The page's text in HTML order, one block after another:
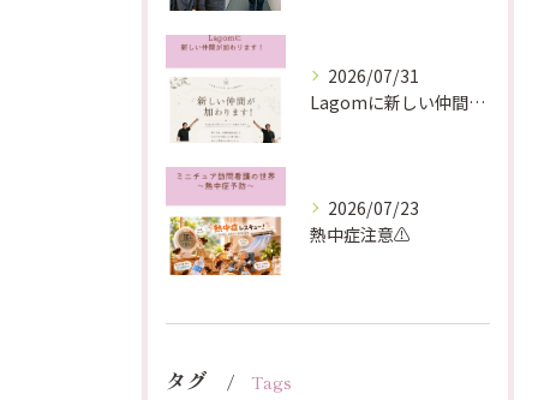
2026/07/31
Lagomに新しい仲間が加わります！
2026/07/23
熱中症注意⚠️
タグ Tags